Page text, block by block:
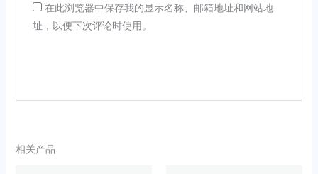
在此浏览器中保存我的显示名称、邮箱地址和网站地
址，以便下次评论时使用。
相关产品